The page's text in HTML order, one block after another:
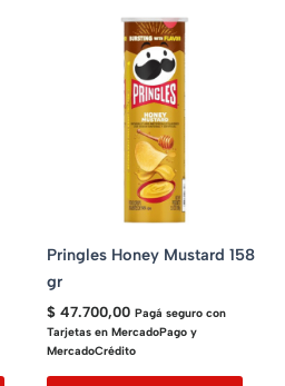
Pringles Honey Mustard 158
gr
$ 47.700,00 Pagá seguro con
Tarjetas en MercadoPago y
MercadoCrédito